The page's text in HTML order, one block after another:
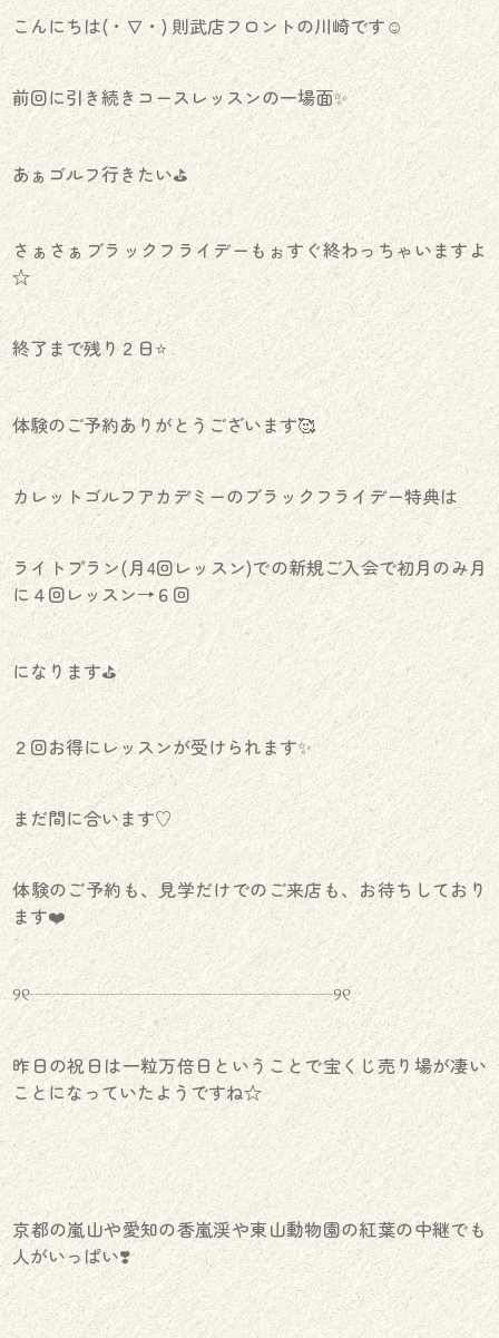
こんにちは(・∇・) 則武店フロントの川崎です☺︎
前回に引き続きコースレッスンの一場面✨
あぁゴルフ行きたい⛳️
さぁさぁブラックフライデーもぉすぐ終わっちゃいますよ
☆
終了まで残り２日⭐️
体験のご予約ありがとうございます🥰
カレットゴルフアカデミーのブラックフライデー特典は
ライトプラン(月4回レッスン)での新規ご入会で初月のみ月
に４回レッスン→６回
になります⛳️
２回お得にレッスンが受けられます✨
まだ間に合います♡
体験のご予約も、見学だけでのご来店も、お待ちしており
ます❤️
୨୧┈┈┈┈┈┈┈┈┈┈┈┈┈┈┈┈┈୨୧
昨日の祝日は一粒万倍日ということで宝くじ売り場が凄い
ことになっていたようですね☆
京都の嵐山や愛知の香嵐渓や東山動物園の紅葉の中継でも
人がいっぱい❣️